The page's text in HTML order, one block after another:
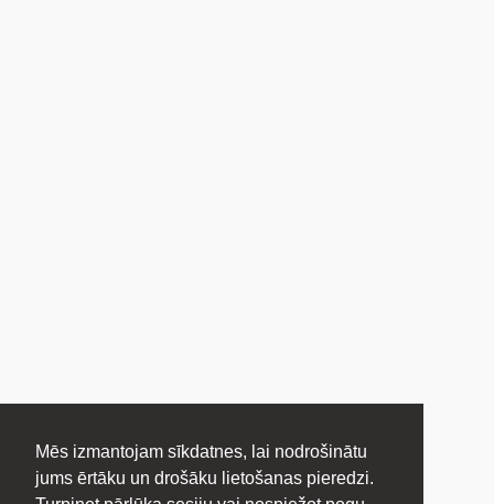
Mēs izmantojam sīkdatnes, lai nodrošinātu
jums ērtāku un drošāku lietošanas pieredzi.